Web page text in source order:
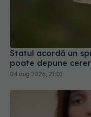
Statul acordă un
poate depune
04 aug 2026, 21:01